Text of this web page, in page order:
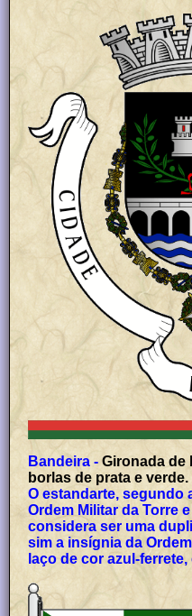
Bandeira - Gironada de
borlas de prata e
O estandarte, segundo
Ordem Militar da Torre
considera ser uma
sim a insígnia da
laço de cor azul-